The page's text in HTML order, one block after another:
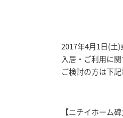
2017年4月1日(土
入居・ご利用に
ご検討の方は下
【ニチイホーム